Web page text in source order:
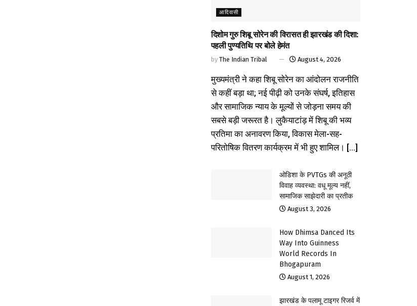
आदिवासी
दिशोम गुरु शिबू सोरेन की विरासत ही झारखंड की दिशा:
पहली पुण्यतिथि पर बोले हेमंत
by The Indian Tribal August 4, 2026
मुख्यमंत्री ने कहा शिबू सोरेन का आंदोलन राजनीति
से कहीं बड़ा था; नई पीढ़ी को उनके संघर्ष, इतिहास
और सामाजिक न्याय के मूल्यों से जोड़ना समय की
सबसे बड़ी जरूरत है। लुकैयाटांड़ में शिबू की भव्य
प्रतिमा का अनावरण किया, विकास मेला-सह-
परितोषिक वितरण कार्यक्रम में भी हुए शामिल। [...]
ओडिशा के PVTGs की अनूठी
विवाह व्यवस्था: वधू मूल्य नहीं,
सामाजिक साझेदारी का प्रतीक
August 3, 2026
How Dhimsa Danced Its
Way Into Guinness
World Records In
Bhogapuram
August 1, 2026
झारखंड के पलामू टाइगर रिजर्व में